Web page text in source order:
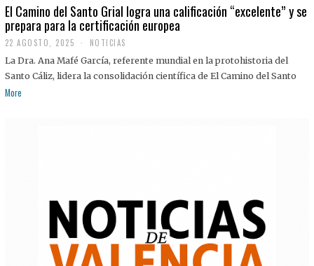
El Camino del Santo Grial logra una calificación “excelente” y se
prepara para la certificación europea
22 AGOSTO, 2025
2
A
G
NOTICIAS
La Dra. Ana Mafé García, referente mundial en la protohistoria del
Santo Cáliz, lidera la consolidación científica de El Camino del Santo
More